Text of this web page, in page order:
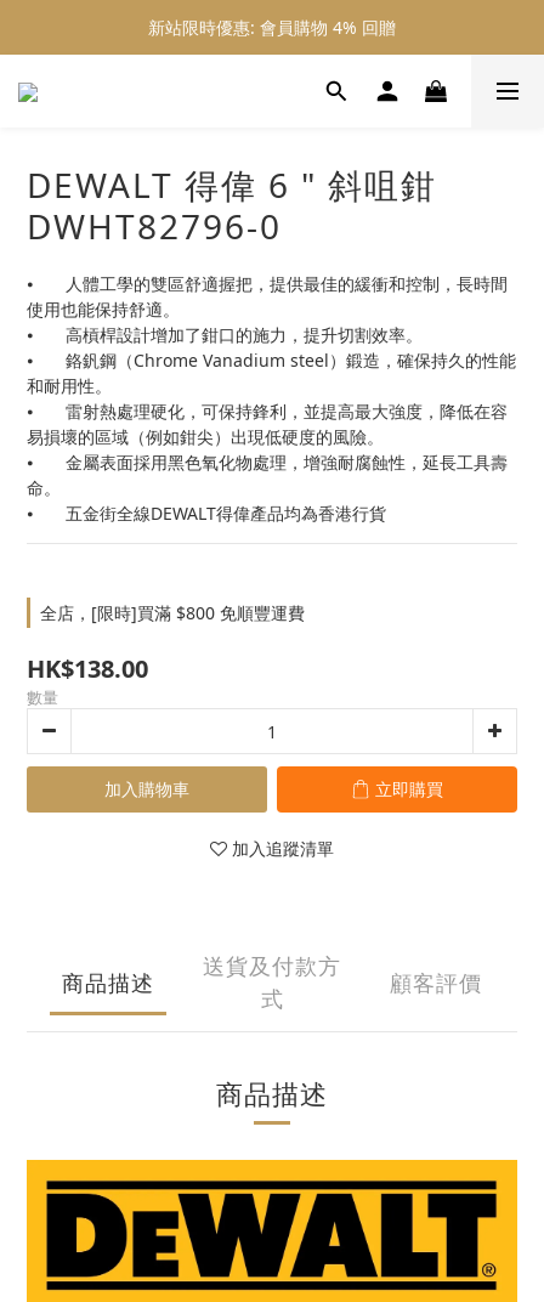
新站限時優惠: 會員購物 4% 回贈
新站限時優惠: 會員購物 4% 回贈
新站限時優惠: 滿 $800 順豐免運費
DEWALT 得偉 6 " 斜咀鉗
DWHT82796-0
⦁	人體工學的雙區舒適握把，提供最佳的緩衝和控制，長時間
使用也能保持舒適。
⦁	高槓桿設計增加了鉗口的施力，提升切割效率。
⦁	鉻釩鋼（Chrome Vanadium steel）鍛造，確保持久的性能
和耐用性。
⦁	雷射熱處理硬化，可保持鋒利，並提高最大強度，降低在容
易損壞的區域（例如鉗尖）出現低硬度的風險。
⦁	金屬表面採用黑色氧化物處理，增強耐腐蝕性，延長工具壽
命。
⦁	五金街全線DEWALT得偉產品均為香港行貨
全店，[限時]買滿 $800 免順豐運費
HK$138.00
數量
加入購物車 立即購買
加入追蹤清單
商品描述
送貨及付款方
式
顧客評價
商品描述